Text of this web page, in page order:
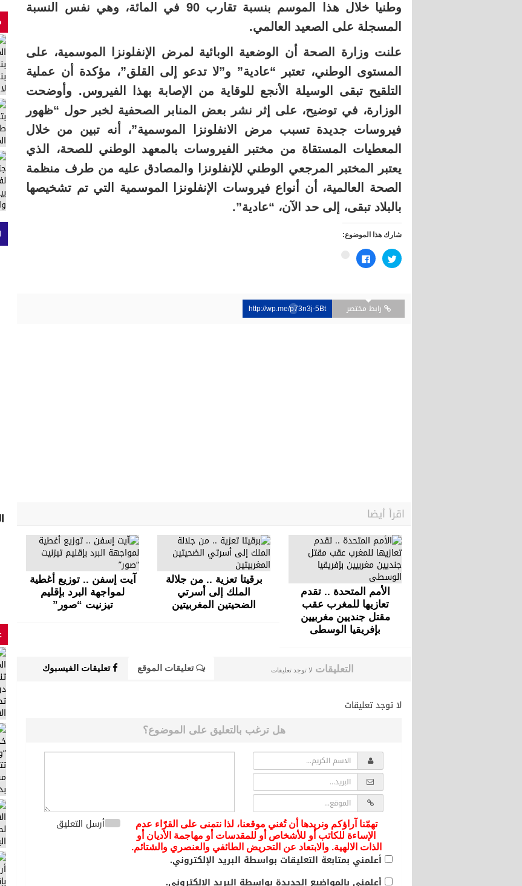
وطنيا خلال هذا الموسم بنسبة تقارب 90 في المائة، وهي نفس النسبة
المسجلة على الصعيد العالمي.
علنت وزارة الصحة أن الوضعية الوبائية لمرض الإنفلونزا الموسمية، على
المستوى الوطني، تعتبر “عادية” و”لا تدعو إلى القلق”، مؤكدة أن عملية
التلقيح تبقى الوسيلة الأنجع للوقاية من الإصابة بهذا الفيروس. وأوضحت
الوزارة، في توضيح، على إثر نشر بعض المنابر الصحفية لخبر حول “ظهور
فيروسات جديدة تسبب مرض الانفلونزا الموسمية”، أنه تبين من خلال
المعطيات المستقاة من مختبر الفيروسات بالمعهد الوطني للصحة، الذي
يعتبر المختبر المرجعي الوطني للإنفلونزا والمصادق عليه من طرف منظمة
الصحة العالمية، أن أنواع فيروسات الإنفلونزا الموسمية التي تم تشخيصها
بالبلاد تبقى، إلى حد الآن، “عادية”.
شارك هذا الموضوع:
اضغط
للمشاركة
نافذة
جديدة)
انقر
للمشاركة
نافذة
جديدة)
نافذة
جديدة) رابط مختصر http://wp.me/p73n3j-5Bt
اقرأ أيضا
الأمم المتحدة .. تقدم
تعازيها للمغرب عقب
مقتل جنديين مغربيين
بإفريقيا الوسطى
برقيتا تعزية .. من جلالة
الملك إلى أسرتي
الضحيتين المغربيتين
آيت إسفن .. توزيع أغطية
لمواجهة البرد بإقليم
تيزنيت “صور”
التعليقات لا توجد تعليقات تعليقات الموقع تعليقات الفيسبوك
لا توجد تعليقات
هل ترغب بالتعليق على الموضوع؟
تهمّنا آراؤكم ونريدها أن تُغني موقعنا، لذا نتمنى على القرّاء عدم
الإساءة للكاتب أو للأشخاص أو للمقدسات أو مهاجمة الأديان أو
الذات الالهية. والابتعاد عن التحريض الطائفي والعنصري والشتائم.
أرسل التعليق
أعلمني بمتابعة التعليقات بواسطة البريد الإلكتروني.
أعلمني بالمواضيع الجديدة بواسطة البريد الإلكتروني.